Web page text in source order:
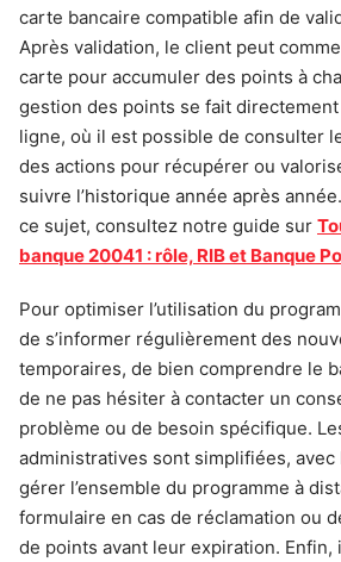
carte bancaire compatible afin de
Après validation, le client peut
carte pour accumuler des points à
gestion des points se fait directement
ligne, où il est possible de consulter
des actions pour récupérer ou
suivre l’historique année après
ce sujet, consultez notre guide sur
banque 20041 : rôle, RIB et Banque
Pour optimiser l’utilisation du
de s’informer régulièrement des
temporaires, de bien comprendre le
de ne pas hésiter à contacter un
problème ou de besoin spécifique.
administratives sont simplifiées,
gérer l’ensemble du programme à
formulaire en cas de réclamation ou
de points avant leur expiration. Enfin,